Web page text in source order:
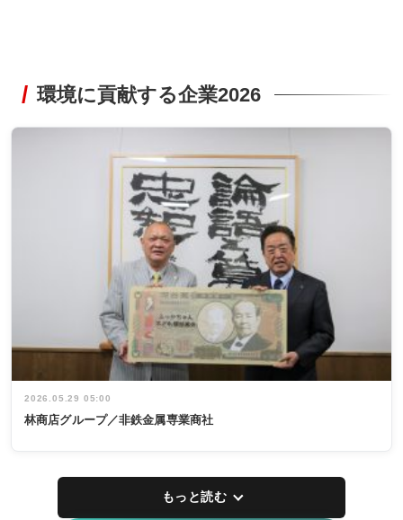
環境に貢献する企業2026
2026.05.29 05:00
林商店グループ／非鉄金属専業商社
もっと読む